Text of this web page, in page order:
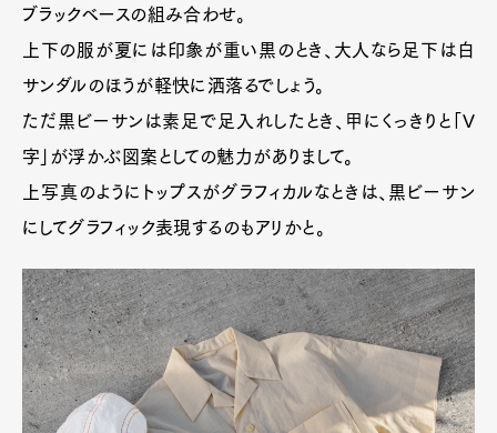
ブラックベースの組み合わせ。
上下の服が夏には印象が重い黒のとき、大人なら足下は白
サンダルのほうが軽快に洒落るでしょう。
ただ黒ビーサンは素足で足入れしたとき、甲にくっきりと「V
字」が浮かぶ図案としての魅力がありまして。
上写真のようにトップスがグラフィカルなときは、黒ビーサン
にしてグラフィック表現するのもアリかと。